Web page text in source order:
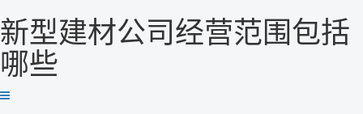
新型建材公司经营范围包括
哪些